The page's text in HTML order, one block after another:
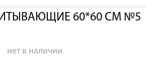
60*60 СМ №5
нет в наличии